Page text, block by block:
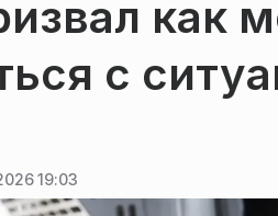
как
с
19:03